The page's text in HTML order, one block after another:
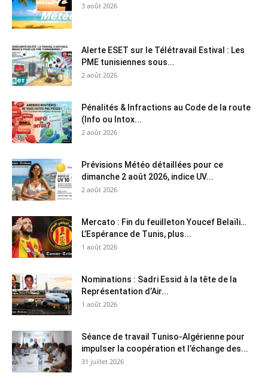
3 août 2026
Alerte ESET sur le Télétravail Estival : Les
PME tunisiennes sous...
2 août 2026
Pénalités & Infractions au Code de la route
(Info ou Intox...
2 août 2026
Prévisions Météo détaillées pour ce
dimanche 2 août 2026, indice UV...
2 août 2026
Mercato : Fin du feuilleton Youcef Belaïli…
L’Espérance de Tunis, plus...
1 août 2026
Nominations : Sadri Essid à la tête de la
Représentation d’Air...
1 août 2026
Séance de travail Tuniso-Algérienne pour
impulser la coopération et l’échange des...
31 juillet 2026